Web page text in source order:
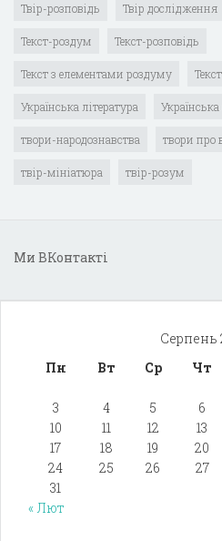
Твір-розповідь Твір дослідження
Текст-роздум Текст-розповідь
Текст з елементами роздуму
Українська література
твори-народознавства твори про
твір-мініатюра твір-розум
Ми ВКонтакті
Серпень
Пн
Вт Ср Чт
3
4 5 6
10
11 12 13
17
18 19 20
24
25 26 27
31
« Лют